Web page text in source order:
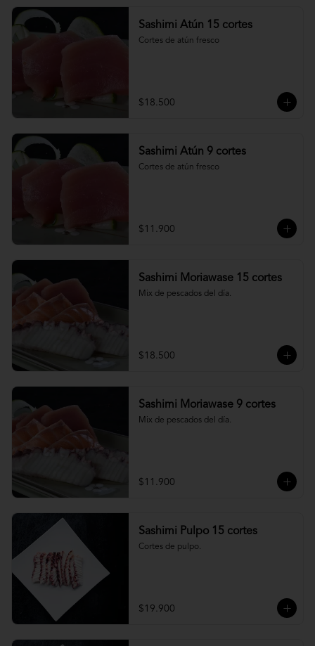
Sashimi Atún 15 cortes
Cortes de atún fresco
$18.500
Sashimi Atún 9 cortes
Cortes de atún fresco
$11.900
Sashimi Moriawase 15 cortes
Mix de pescados del día.
$18.500
Sashimi Moriawase 9 cortes
Mix de pescados del día.
$11.900
Sashimi Pulpo 15 cortes
Cortes de pulpo.
$19.900